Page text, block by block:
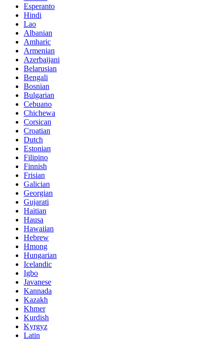
Esperanto
Hindi
Lao
Albanian
Amharic
Armenian
Azerbaijani
Belarusian
Bengali
Bosnian
Bulgarian
Cebuano
Chichewa
Corsican
Croatian
Dutch
Estonian
Filipino
Finnish
Frisian
Galician
Georgian
Gujarati
Haitian
Hausa
Hawaiian
Hebrew
Hmong
Hungarian
Icelandic
Igbo
Javanese
Kannada
Kazakh
Khmer
Kurdish
Kyrgyz
Latin